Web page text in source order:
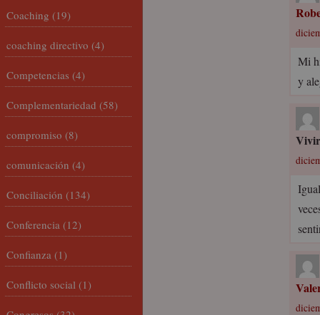
Mi
y
Coaching (19)
coaching directivo (4)
Competencias (4)
Complementariedad (58)
compromiso (8)
comunicación (4)
Conciliación (134)
Conferencia (12)
Confianza (1)
Conflicto social (1)